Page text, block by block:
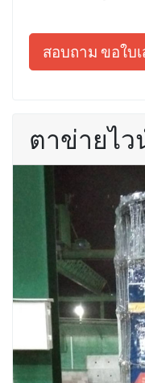
สอบถาม ขอใบ
ตาข่ายไ